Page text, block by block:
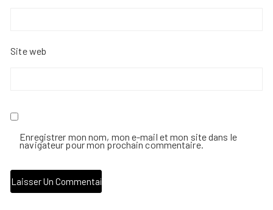
Site web
Enregistrer mon nom, mon e-mail et mon site dans le
navigateur pour mon prochain commentaire.